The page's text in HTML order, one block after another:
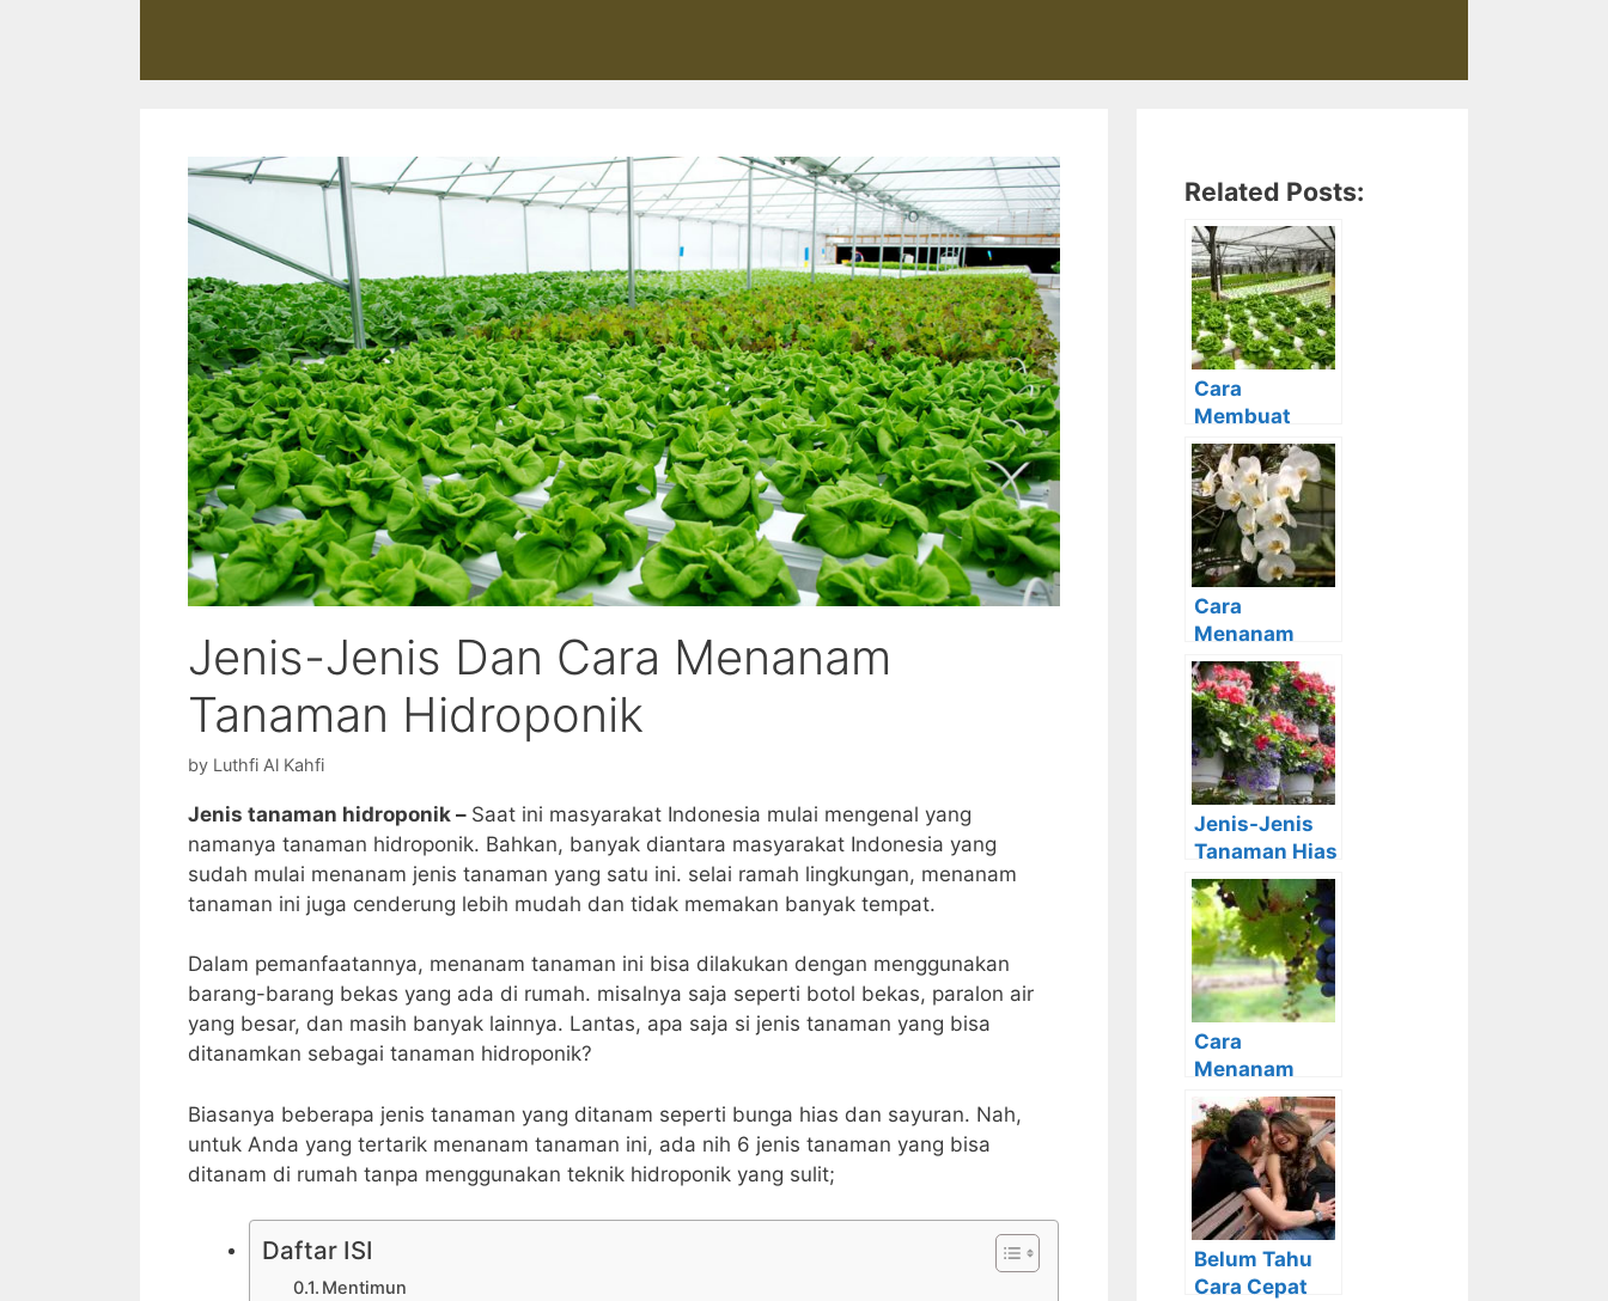
Jenis-Jenis Dan Cara Menanam
Tanaman Hidroponik
by Luthfi Al Kahfi
Jenis tanaman hidroponik – Saat ini masyarakat Indonesia mulai mengenal yang
namanya tanaman hidroponik. Bahkan, banyak diantara masyarakat Indonesia yang
sudah mulai menanam jenis tanaman yang satu ini. selai ramah lingkungan, menanam
tanaman ini juga cenderung lebih mudah dan tidak memakan banyak tempat.
Dalam pemanfaatannya, menanam tanaman ini bisa dilakukan dengan menggunakan
barang-barang bekas yang ada di rumah. misalnya saja seperti botol bekas, paralon air
yang besar, dan masih banyak lainnya. Lantas, apa saja si jenis tanaman yang bisa
ditanamkan sebagai tanaman hidroponik?
Biasanya beberapa jenis tanaman yang ditanam seperti bunga hias dan sayuran. Nah,
untuk Anda yang tertarik menanam tanaman ini, ada nih 6 jenis tanaman yang bisa
ditanam di rumah tanpa menggunakan teknik hidroponik yang sulit;
Daftar ISI
Mentimun
Related Posts:
Cara
Membuat
Tanaman
Hidroponik
Dengan
Mudah
Cara
Menanam
Anggrek:
Jenis-Jenis,
Gambar dan
Penjelasanny
a
Jenis-Jenis
Tanaman Hias
untuk
Mempercanti
k Pekarangan
Cara
Menanam
Anggur yang
Baik dan
benar beserta
Manfaatnya
Belum Tahu
Cara Cepat